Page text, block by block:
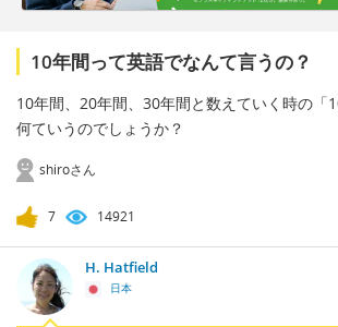
10年間って英語でなんて言うの？
10年間、20年間、30年間と数えていく時の「
何ていうのでしょうか？
shiroさん
7 14921
H. Hatfield
日本